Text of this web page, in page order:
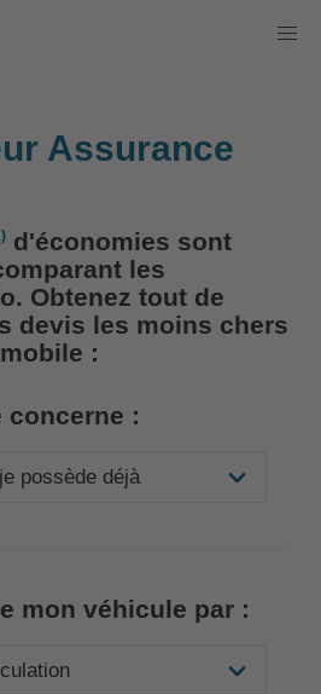
Assurance
d'économies sont
les
Obtenez tout de
devis les moins chers
:
concerne :
mon véhicule par :